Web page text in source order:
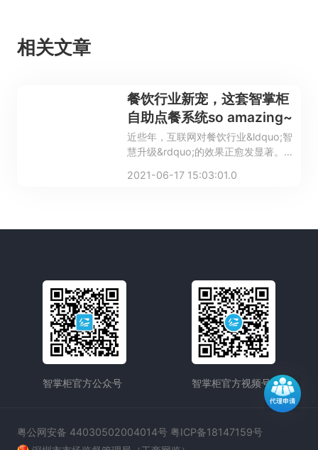
相关文章
餐饮行业新宠，这套智掌柜
自助点餐系统so amazing~
近些年，互联网对餐饮行业&ldquo;智
慧升级&rdquo;的效果正愈发显著。如
子支付的二维码。各大商圈的餐饮门
2021-06-17 15:03:01.0
智掌柜官方公众号 智掌柜官方视频号
粤公网安备 44030502004014号 粤ICP备18147159号